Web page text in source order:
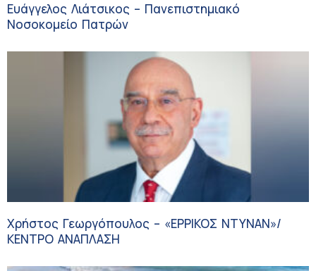
Ευάγγελος Λιάτσικος – Πανεπιστημιακό
Νοσοκομείο Πατρών
Χρήστος Γεωργόπουλος – «ΕΡΡΙΚΟΣ ΝΤΥΝΑΝ»/
ΚΕΝΤΡΟ ΑΝΑΠΛΑΣΗ